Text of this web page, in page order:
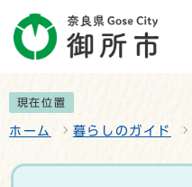
現在位置
ホーム 暮らしのガイド